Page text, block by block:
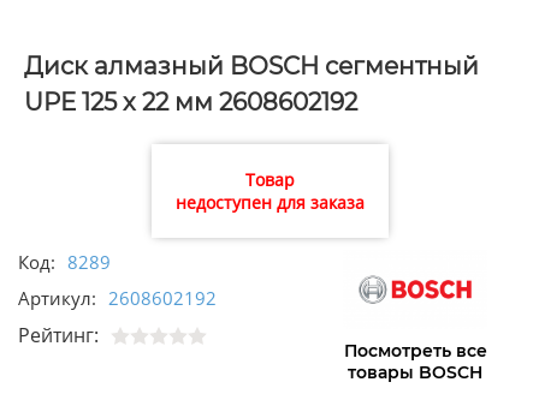
Диск алмазный BOSCH сегментный
UPE 125 х 22 мм 2608602192
Товар
недоступен для заказа
Код: 8289
Артикул: 2608602192
Рейтинг:
Посмотреть все
товары BOSCH